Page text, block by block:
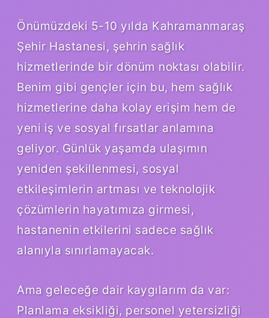
Önümüzdeki 5-10 yılda Kahramanmaraş
Şehir Hastanesi, şehrin sağlık
hizmetlerinde bir dönüm noktası olabilir.
Benim gibi gençler için bu, hem sağlık
hizmetlerine daha kolay erişim hem de
yeni iş ve sosyal fırsatlar anlamına
geliyor. Günlük yaşamda ulaşımın
yeniden şekillenmesi, sosyal
etkileşimlerin artması ve teknolojik
çözümlerin hayatımıza girmesi,
hastanenin etkilerini sadece sağlık
alanıyla sınırlamayacak.
Ama geleceğe dair kaygılarım da var:
Planlama eksikliği, personel yetersizliği